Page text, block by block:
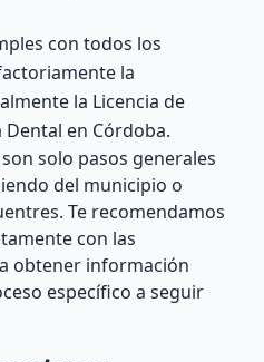
con todos los
la
la Licencia de
en Córdoba.
solo pasos generales
del municipio o
Te recomendamos
con las
obtener información
específico a seguir